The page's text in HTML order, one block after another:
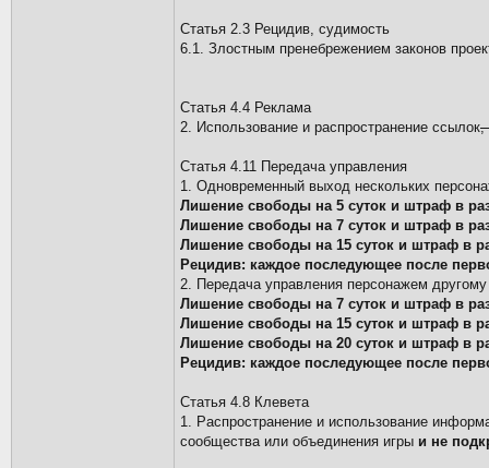
Статья 2.3 Рецидив, судимость
6.1. Злостным пренебрежением законов
Статья 4.4 Реклама
2. Использование и распространение ссылок,
Статья 4.11 Передача управления
1. Одновременный выход нескольких
Лишение свободы на 5 суток и штраф в
Лишение свободы на 7 суток и штраф в
Лишение свободы на 15 суток и штраф в
Рецидив: каждое последующее после
2. Передача управления персонажем
Лишение свободы на 7 суток и штраф в
Лишение свободы на 15 суток и штраф в
Лишение свободы на 20 суток и штраф в
Рецидив: каждое последующее после
Статья 4.8 Клевета
1. Распространение и использование
сообщества или объединения игры и не